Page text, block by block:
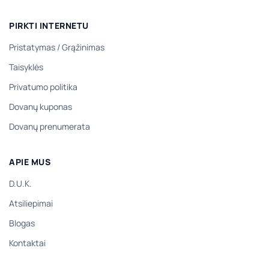
PIRKTI INTERNETU
Pristatymas /Grąžinimas
Taisyklės
Privatumo politika
Dovanų kuponas
Dovanų prenumerata
APIE MUS
D.U.K.
Atsiliepimai
Blogas
Kontaktai